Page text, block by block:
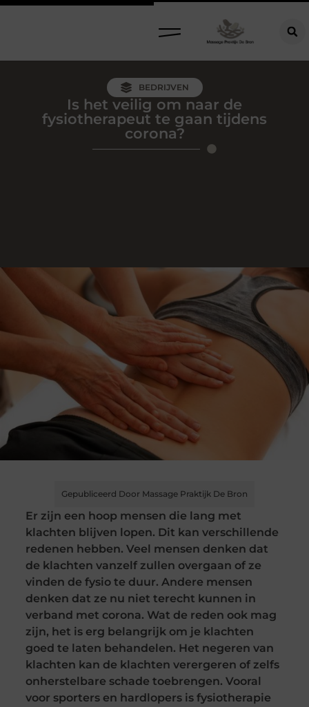
BEDRIJVEN
Is het veilig om naar de
fysiotherapeut te gaan tijdens
corona?
Gepubliceerd Door Massage Praktijk De Bron
Er zijn een hoop mensen die lang met
klachten blijven lopen. Dit kan verschillende
redenen hebben. Veel mensen denken dat
de klachten vanzelf zullen overgaan of ze
vinden de fysio te duur. Andere mensen
denken dat ze nu niet terecht kunnen in
verband met corona. Wat de reden ook mag
zijn, het is erg belangrijk om je klachten
goed te laten behandelen. Het negeren van
klachten kan de klachten verergeren of zelfs
onherstelbare schade toebrengen. Vooral
voor sporters en hardlopers is fysiotherapie